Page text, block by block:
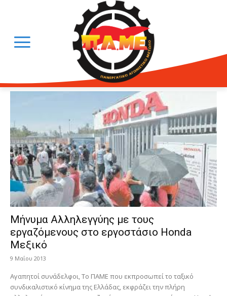
Μήνυμα Αλληλεγγύης με τους
εργαζόμενους στο εργοστάσιο Honda
Μεξικό
9 Μαΐου 2013
Αγαπητοί συνάδελφοι, To ΠΑΜΕ που εκπροσωπεί το ταξικό
συνδικαλιστικό κίνημα της Ελλάδας, εκφράζει την πλήρη